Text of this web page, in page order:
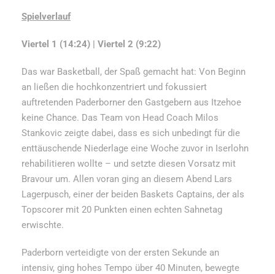
Spielverlauf
Viertel 1 (14:24) | Viertel 2 (9:22)
Das war Basketball, der Spaß gemacht hat: Von Beginn
an ließen die hochkonzentriert und fokussiert
auftretenden Paderborner den Gastgebern aus Itzehoe
keine Chance. Das Team von Head Coach Milos
Stankovic zeigte dabei, dass es sich unbedingt für die
enttäuschende Niederlage eine Woche zuvor in Iserlohn
rehabilitieren wollte – und setzte diesen Vorsatz mit
Bravour um. Allen voran ging an diesem Abend Lars
Lagerpusch, einer der beiden Baskets Captains, der als
Topscorer mit 20 Punkten einen echten Sahnetag
erwischte.
Paderborn verteidigte von der ersten Sekunde an
intensiv, ging hohes Tempo über 40 Minuten, bewegte